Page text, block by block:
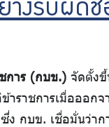
างรับผิดช
การ (กบข.)จัดตั้งขึ้
าราชการเมื่อออก
ง กบข. เชื่อมั่นว่